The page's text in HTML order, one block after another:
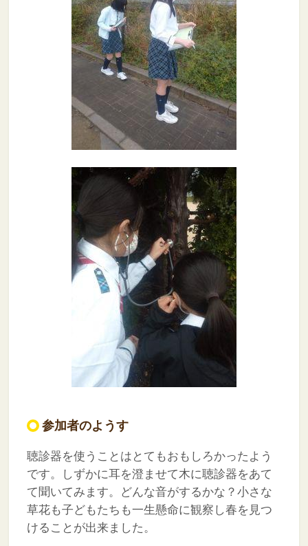
参加者のようす
聴診器を使うことはとてもおもしろかったよう
です。しずかに耳を澄ませて木に聴診器をあて
て聞いてみます。どんな音がするかな？小さな
草花も子どもたちも一生懸命に観察し春を見つ
けることが出来ました。